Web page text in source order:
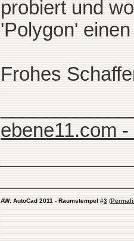
probiert und
'Polygon'
Frohes
ebene11.com
AW: AutoCad 2011 - Raumstempel #3 (